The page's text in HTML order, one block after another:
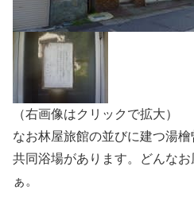
（右画像はクリックで拡大）
なお林屋旅館の並びに建つ湯
共同浴場があります。どんな
ぁ。